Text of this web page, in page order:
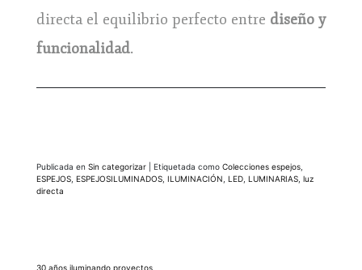
directa el equilibrio perfecto entre diseño y
funcionalidad.
Publicada en Sin categorizar Etiquetada como Colecciones espejos
ESPEJOS ESPEJOSILUMINADOS ILUMINACIÓN LED LUMINARIAS luz
directa
30 años iluminando proyectos